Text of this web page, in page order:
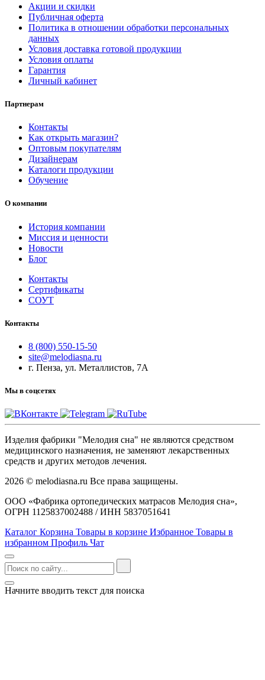
Акции и скидки
Публичная оферта
Политика в отношении обработки персональных
данных
Условия доставка готовой продукции
Условия оплаты
Гарантия
Личный кабинет
Партнерам
Контакты
Как открыть магазин?
Оптовым покупателям
Дизайнерам
Каталоги продукции
Обучение
О компании
История компании
Миссия и ценности
Новости
Блог
Контакты
Сертификаты
СОУТ
Контакты
8 (800) 550-15-50
site@melodiasna.ru
г. Пенза, ул. Металлистов, 7А
Мы в соцсетях
Изделия фабрики "Мелодия сна" не являются средством
медицинского назначения, не заменяют лекарственных
средств и других методов лечения.
2026 © melodiasna.ru Все права защищены.
ООО «Фабрика ортопедических матрасов Мелодия сна»,
ОГРН 1125837002488 / ИНН 5837051641
Каталог Корзина Товары в корзине Избранное Товары в
избранном Профиль Чат
Начните вводить текст для поиска